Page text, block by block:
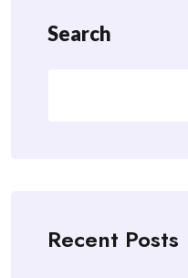
Search
Recent Posts